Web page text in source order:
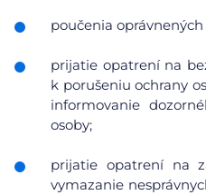
poučenia
prijatie opatrení na
k porušeniu ochrany
informovanie
osoby;
prijatie opatrení na
vymazanie